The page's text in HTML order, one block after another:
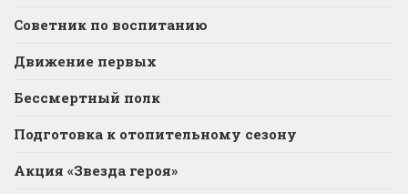
Советник по воспитанию
Движение первых
Бессмертный полк
Подготовка к отопительному сезону
Акция «Звезда героя»